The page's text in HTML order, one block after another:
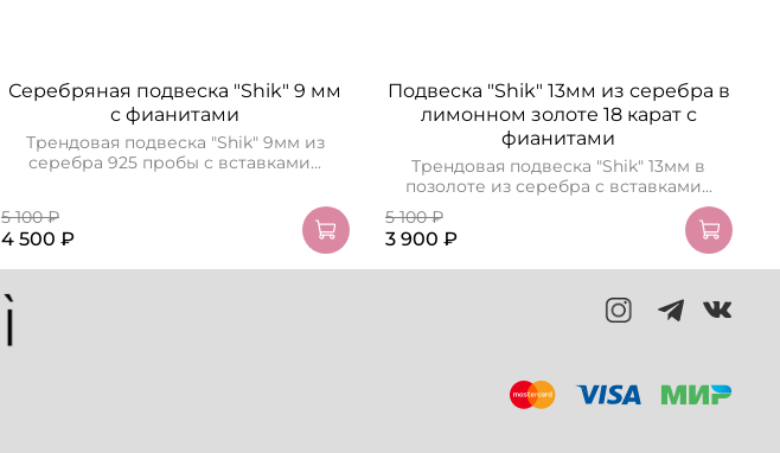
Серебряная подвеска "Shik" 9 мм
с фианитами
Трендовая подвеска "Shik" 9мм из
серебра 925 пробы с вставками...
5 100 ₽
4 500 ₽
Подвеска "Shik" 13мм из серебра в
лимонном золоте 18 карат с
фианитами
Трендовая подвеска "Shik" 13мм в
позолоте из серебра с вставками...
5 100 ₽
3 900 ₽